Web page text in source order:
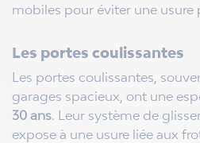
mobiles pour éviter une usure
Les portes coulissantes
Les portes coulissantes,
garages spacieux, ont une
30 ans. Leur système de
expose à une usure liée aux